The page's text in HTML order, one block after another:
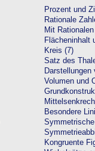
Prozent und
Rationale
Mit
Flächeninhalt
Kreis (7)
Satz des
Darstellungen
Volumen und
Besondere
Kongruente